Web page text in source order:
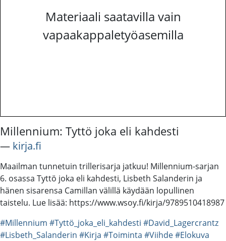
Materiaali saatavilla vain
vapaakappaletyöasemilla
Millennium: Tyttö joka eli kahdesti
― kirja.fi
Maailman tunnetuin trillerisarja jatkuu! Millennium-sarjan
6. osassa Tyttö joka eli kahdesti, Lisbeth Salanderin ja
hänen sisarensa Camillan välillä käydään lopullinen
taistelu. Lue lisää: https://www.wsoy.fi/kirja/9789510418987
#Millennium #Tyttö_joka_eli_kahdesti #David_Lagercrantz
#Lisbeth_Salanderin #Kirja #Toiminta #Viihde#Elokuva